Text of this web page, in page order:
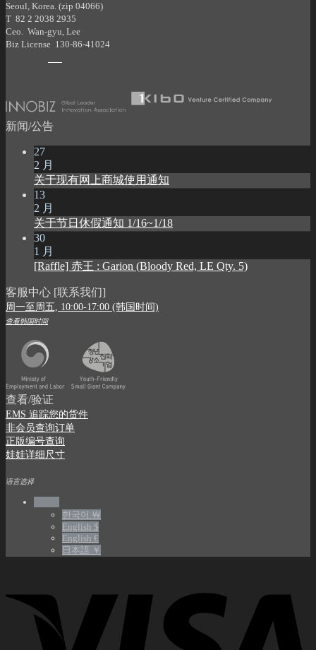
Seoul, Korea. (zip 04066)
T 82 2 2038 2935
Ceo. Wan-gyu, Lee
Biz License 130-86-41024
新闻/公告
27
2 月
关于现有网上商城使用通知
13
2 月
关于节日休假通知 1/16~1/18
30
1 月
[Raffle] 赤王 : Garion (Bloody Red, LE Qty. 5)
客服中心 [联系我们]
周一至周五, 10:00-17:00 (韩国时间)
查看韩国时间
查看/验证
EMS 追踪您的货件
非会员查询订单
正版编号查询
娃娃详细尺寸
语言选择
한국어 ￦
English $
English €
日本語 ￥